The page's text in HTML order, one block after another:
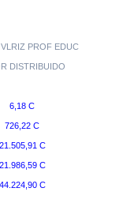
PROF EDUC
DISTRIBUIDO
6,18 C
726,22 C
21.505,91 C
21.986,59 C
44.224,90 C